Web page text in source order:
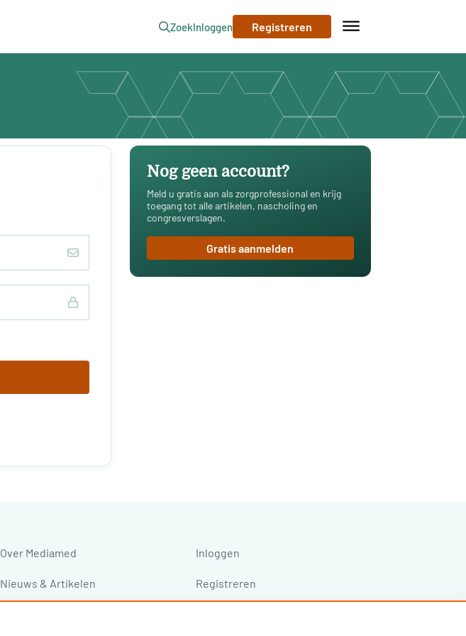
ZoekInloggen Registreren
Nog geen account?
Meld u gratis aan als zorgprofessional en krijg
toegang tot alle artikelen, nascholing en
congresverslagen.
Gratis aanmelden
Over Mediamed
Nieuws & Artikelen
Inloggen
Registreren